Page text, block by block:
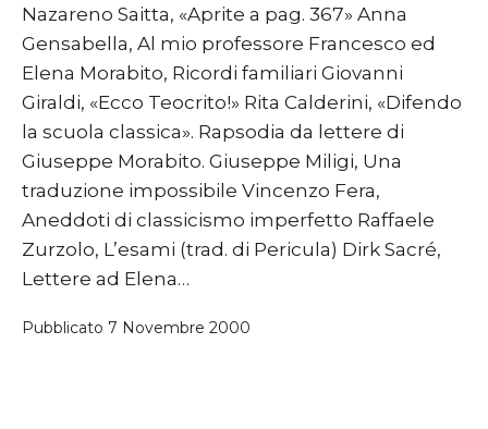
Nazareno Saitta, «Aprite a pag. 367» Anna
Gensabella, Al mio professore Francesco ed
Elena Morabito, Ricordi familiari Giovanni
Giraldi, «Ecco Teocrito!» Rita Calderini, «Difendo
la scuola classica». Rapsodia da lettere di
Giuseppe Morabito. Giuseppe Miligi, Una
traduzione impossibile Vincenzo Fera,
Aneddoti di classicismo imperfetto Raffaele
Zurzolo, L’esami (trad. di Pericula) Dirk Sacré,
Lettere ad Elena…
Pubblicato 7 Novembre 2000